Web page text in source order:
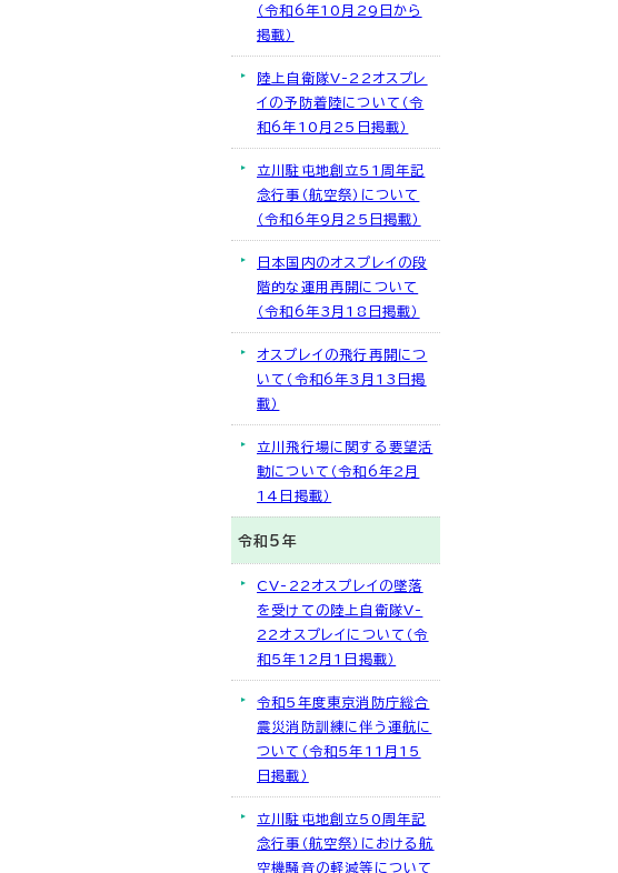
（令和6年10月29日から
掲載）
陸上自衛隊V-22オスプレ
イの予防着陸について（令
和6年10月25日掲載）
立川駐屯地創立51周年記
念行事（航空祭）について
（令和6年9月25日掲載）
日本国内のオスプレイの段
階的な運用再開について
（令和6年3月18日掲載）
オスプレイの飛行再開につ
いて（令和6年3月13日掲
載）
立川飛行場に関する要望活
動について（令和6年2月
14日掲載）
令和5年
CV-22オスプレイの墜落
を受けての陸上自衛隊V-
22オスプレイについて（令
和5年12月1日掲載）
令和5年度東京消防庁総合
震災消防訓練に伴う運航に
ついて（令和5年11月15
日掲載）
立川駐屯地創立50周年記
念行事（航空祭）における航
空機騒音の軽減等について